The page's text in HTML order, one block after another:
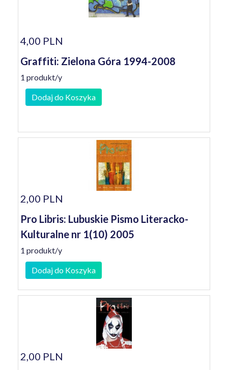
4,00 PLN
Graffiti: Zielona Góra 1994-2008
1 produkt/y
Dodaj do Koszyka
2,00 PLN
Pro Libris: Lubuskie Pismo Literacko-
Kulturalne nr 1(10) 2005
1 produkt/y
Dodaj do Koszyka
2,00 PLN